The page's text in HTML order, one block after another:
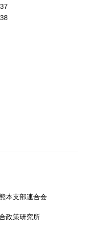
本支部連合会
政策研究所